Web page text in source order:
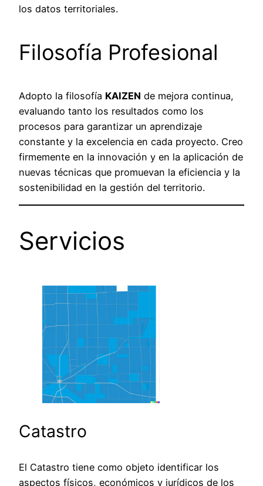
los datos territoriales.
Filosofía Profesional
Adopto la filosofía KAIZEN de mejora continua,
evaluando tanto los resultados como los
procesos para garantizar un aprendizaje
constante y la excelencia en cada proyecto. Creo
firmemente en la innovación y en la aplicación de
nuevas técnicas que promuevan la eficiencia y la
sostenibilidad en la gestión del territorio.
Servicios
Catastro
El Catastro tiene como objeto identificar los
aspectos físicos, económicos y jurídicos de los